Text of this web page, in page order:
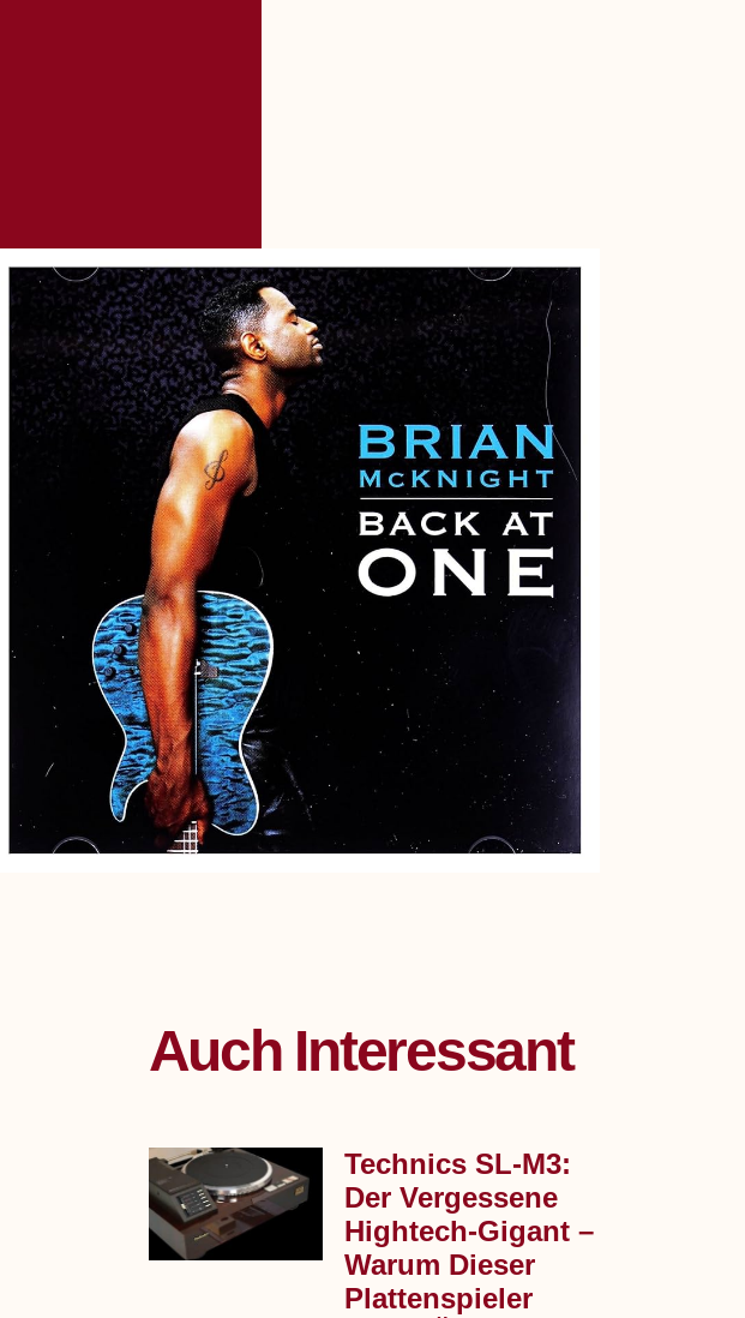
Auch Interessant
Technics SL‑M3:
Der Vergessene
Hightech-Gigant –
Warum Dieser
Plattenspieler